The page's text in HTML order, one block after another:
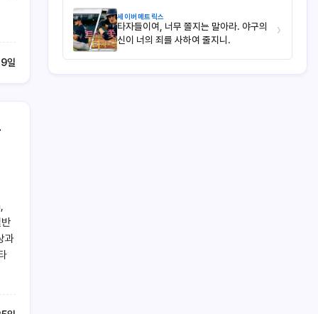
일
과
세이버메트릭스
타자들이여, 너무 쫄지는 말아라. 야구의
신이 너의 죄를 사하여 줄지니.
›